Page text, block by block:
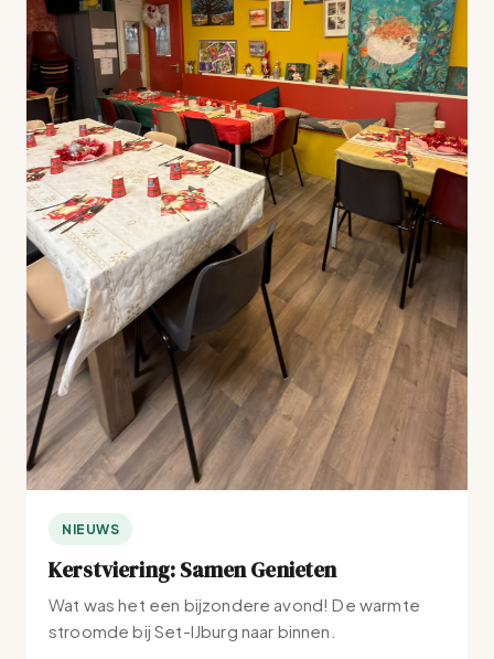
NIEUWS
Kerstviering: Samen Genieten
Wat was het een bijzondere avond! De warmte
stroomde bij Set-IJburg naar binnen.